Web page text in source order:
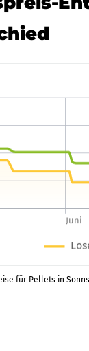
für Pellets in